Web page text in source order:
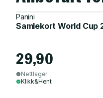
Panini
Samlekort World
29,90
Nettlager
Klikk&Hent